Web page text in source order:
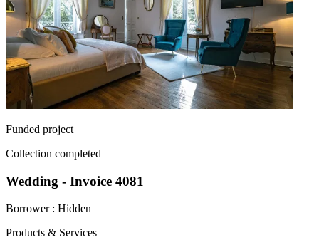
Funded project
Collection completed
Wedding - Invoice 4081
Borrower : Hidden
Products & Services